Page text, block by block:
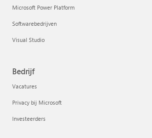
Microsoft Power Platform
Softwarebedrijven
Visual Studio
Bedrijf
Vacatures
Privacy bij Microsoft
Investeerders